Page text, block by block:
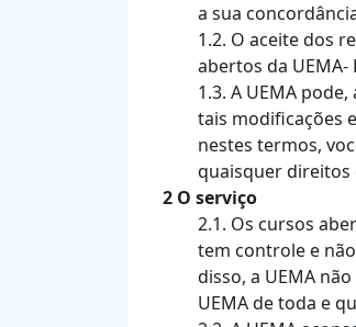
a sua
1.2. O aceite dos
abertos da UEMA-
1.3. A UEMA
tais modificações
nestes termos,
quaisquer direitos
2 O serviço
2.1. Os cursos
tem controle e
disso, a UEMA
UEMA de toda e